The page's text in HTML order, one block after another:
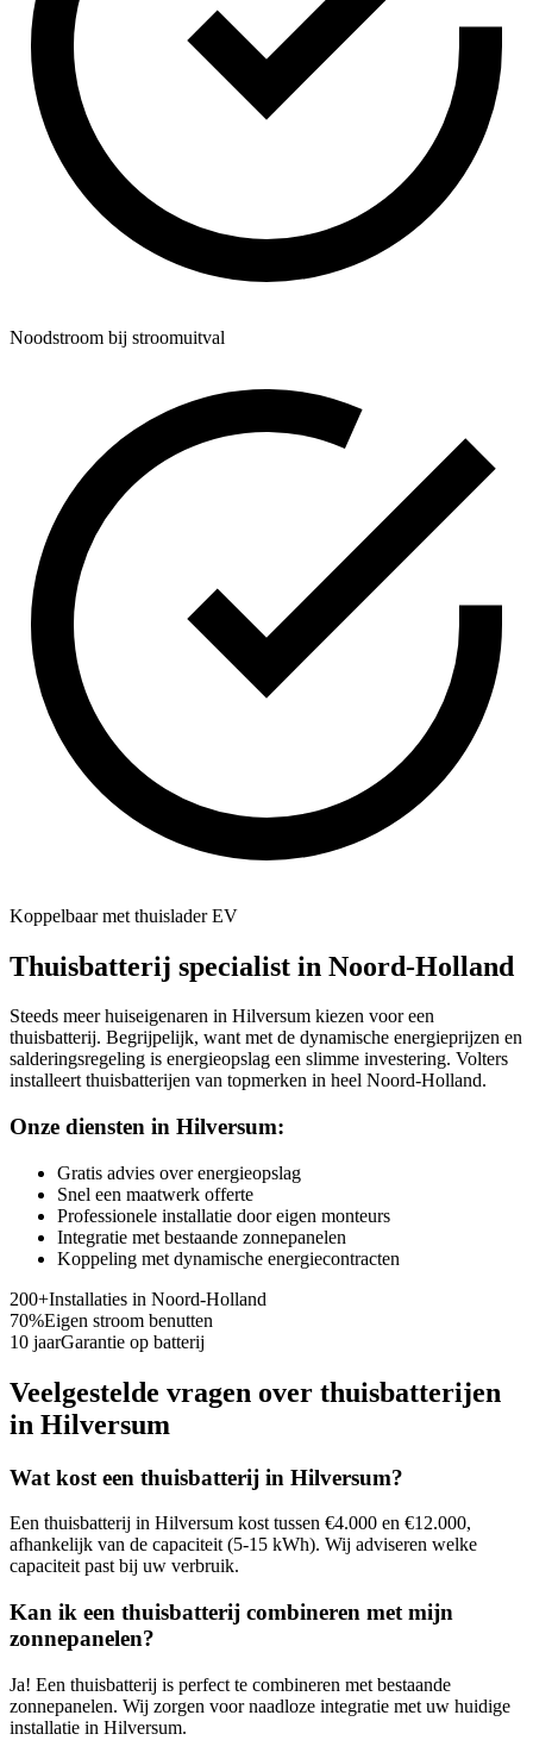
Noodstroom bij stroomuitval
Koppelbaar met thuislader EV
Thuisbatterij specialist in Noord-Holland
Steeds meer huiseigenaren in Hilversum kiezen voor een
thuisbatterij. Begrijpelijk, want met de dynamische energieprijzen en
salderingsregeling is energieopslag een slimme investering. Volters
installeert thuisbatterijen van topmerken in heel Noord-Holland.
Onze diensten in Hilversum:
Gratis advies over energieopslag
Snel een maatwerk offerte
Professionele installatie door eigen monteurs
Integratie met bestaande zonnepanelen
Koppeling met dynamische energiecontracten
200+Installaties in Noord-Holland
70%Eigen stroom benutten
10 jaarGarantie op batterij
Veelgestelde vragen over thuisbatterijen
in Hilversum
Wat kost een thuisbatterij in Hilversum?
Een thuisbatterij in Hilversum kost tussen €4.000 en €12.000,
afhankelijk van de capaciteit (5-15 kWh). Wij adviseren welke
capaciteit past bij uw verbruik.
Kan ik een thuisbatterij combineren met mijn
zonnepanelen?
Ja! Een thuisbatterij is perfect te combineren met bestaande
zonnepanelen. Wij zorgen voor naadloze integratie met uw huidige
installatie in Hilversum.